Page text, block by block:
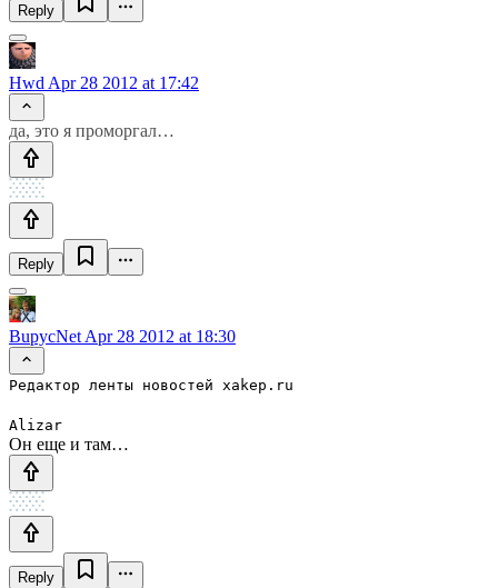
Reply
Hwd Apr 28 2012 at 17:42
да, это я проморгал…
Reply
BupycNet Apr 28 2012 at 18:30
Редактор ленты новостей xakep.ru
Alizar
Он еще и там…
Reply